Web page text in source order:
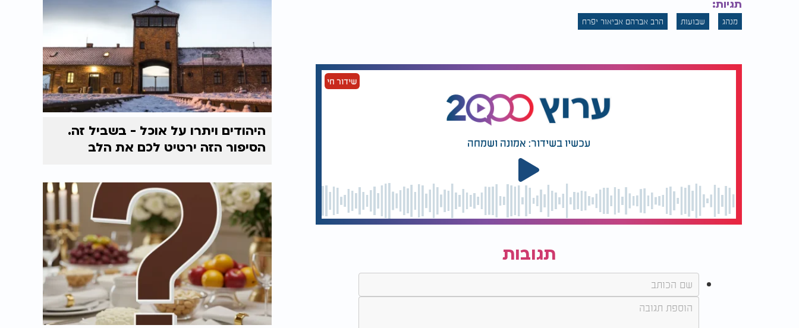
תגיות:
מנהג שבועות הרב אברהם אביאור יפרח
שידור חי
עכשיו בשידור: אמונה ושמחה
תגובות
היהודים ויתרו על אוכל - בשביל זה.
הסיפור הזה ירטיט לכם את הלב